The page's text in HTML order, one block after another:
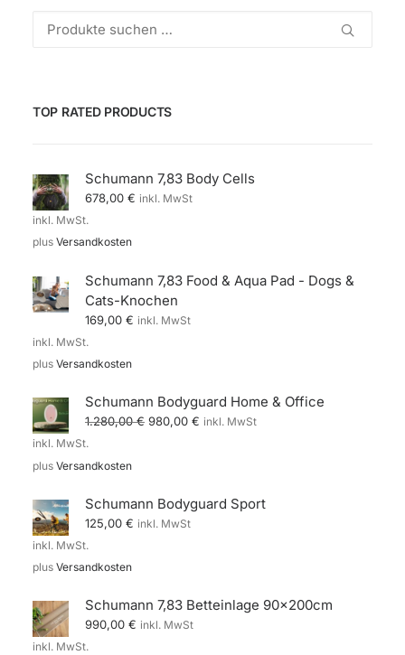
Suchen
TOP RATED PRODUCTS
Schumann 7,83 Body Cells
678,00 € inkl. MwSt
inkl. MwSt.
plus Versandkosten
Schumann 7,83 Food & Aqua Pad - Dogs &
Cats-Knochen
169,00 € inkl. MwSt
inkl. MwSt.
plus Versandkosten
Schumann Bodyguard Home & Office
1.280,00€ Ursprünglicher
Preis
980,00 € Aktueller
inkl. MwSt
inkl. MwSt.
plus Versandkosten
Schumann Bodyguard Sport
125,00 € inkl. MwSt
inkl. MwSt.
plus Versandkosten
Schumann 7,83 Betteinlage 90x200cm
990,00 € inkl. MwSt
inkl. MwSt.